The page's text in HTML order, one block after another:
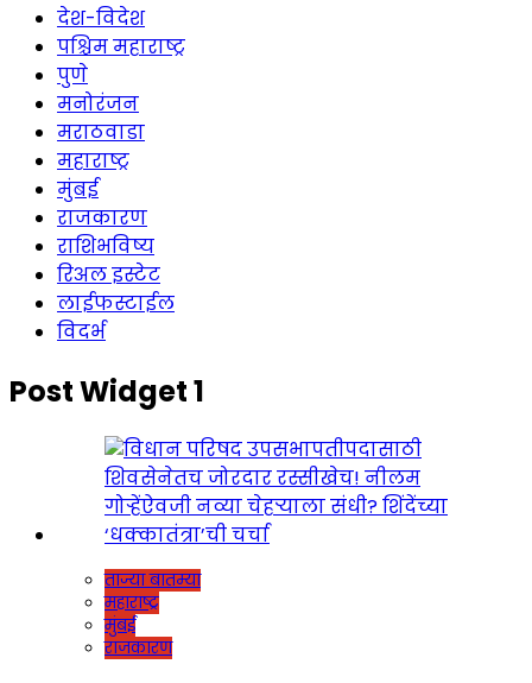
देश-विदेश
पश्चिम महाराष्ट्र
पुणे
मनोरंजन
मराठवाडा
महाराष्ट्र
मुंबई
राजकारण
राशिभविष्य
रिअल इस्टेट
लाईफस्टाईल
विदर्भ
Post Widget 1
ताज्या बातम्या
महाराष्ट्र
मुंबई
राजकारण